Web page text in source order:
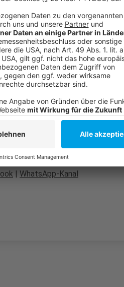
Büchermeile
Stadt
Veranstaltungstipps
News & Updates:
| WhatsApp-Kanal